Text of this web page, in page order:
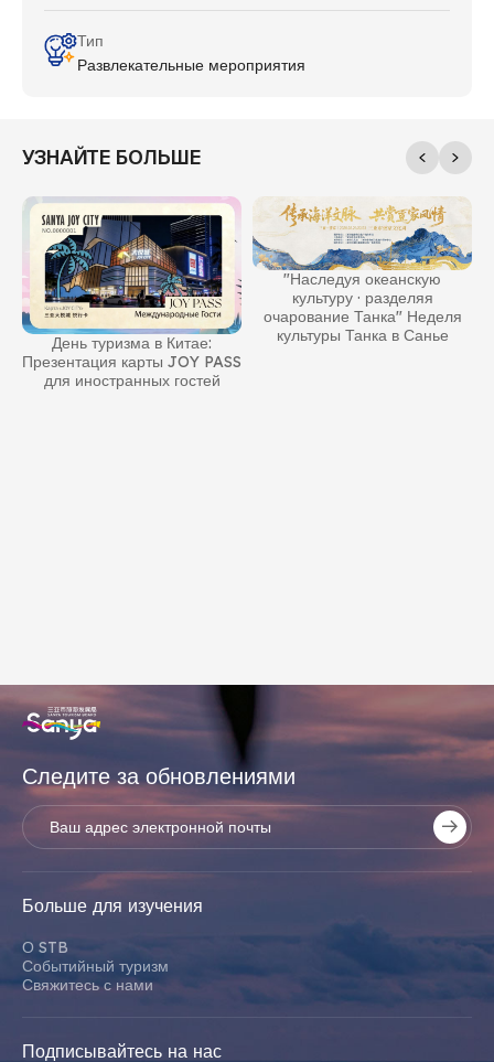
Тип
Развлекательные мероприятия
УЗНАЙТЕ БОЛЬШЕ
День туризма в Китае:
Презентация карты JOY PASS
для иностранных гостей
"Наследуя океанскую
культуру · разделяя
очарование Танка" Неделя
культуры Танка в Санье
Следите за обновлениями
Больше для изучения
О STB
Событийный туризм
Свяжитесь с нами
Подписывайтесь на нас